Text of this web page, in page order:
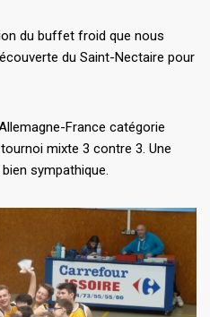
du buffet froid que nous
du Saint-Nectaire pour
France catégorie
mixte 3 contre 3. Une
sympathique.